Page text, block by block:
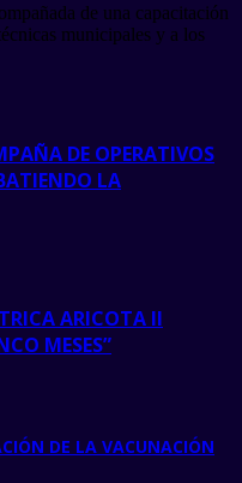
de una capacitación
municipales y a los
DE OPERATIVOS
LA
ARICOTA II
MESES”
DE LA VACUNACIÓN